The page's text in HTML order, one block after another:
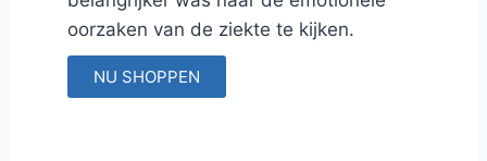
oorzaken van de ziekte te kijken.
NU SHOPPEN